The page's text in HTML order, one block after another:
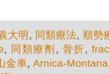
大明 , 同類療法, 順勢
, 同類療劑 , 骨折,
金車,Arnica-Montana